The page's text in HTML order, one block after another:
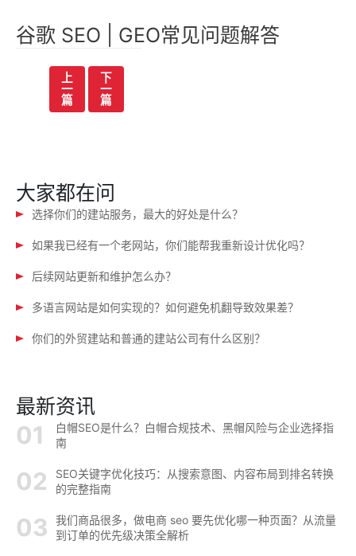
谷歌 SEO | GEO常见问题解答
上
一
篇
下
一
篇
大家都在问
选择你们的建站服务，最大的好处是什么？
如果我已经有一个老网站，你们能帮我重新设计优化吗？
后续网站更新和维护怎么办？
多语言网站是如何实现的？如何避免机翻导致效果差？
你们的外贸建站和普通的建站公司有什么区别？
最新资讯
白帽SEO是什么？白帽合规技术、黑帽风险与企业选择指
南
SEO关键字优化技巧：从搜索意图、内容布局到排名转换
的完整指南
我们商品很多，做电商 seo 要先优化哪一种页面？从流量
到订单的优先级决策全解析